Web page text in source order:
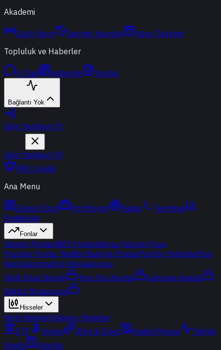
Akademi
Canlı Yayın Geçmiş Yayınlar
Yayın Takvimi
Topluluk ve Haberler
t-Chat Haberler Yazılar
Bağlantı Yok
Giriş YapKayıt Ol
Giriş YapKayıt Ol
PRO Üyelik
Ana Menu
Günün Özeti Portföyüm Radar
Terminal
Endeksler
Fonlar
Yatırım FonlarıBES FonlarıBorsa Yatırım Fonu
Popüler Fonlar YeniBir Bakışta FonlarPortföy ŞirketleriFon
KarşılaştırmaFon Simülasyonu
Akıllı Para Sinyali
Ters Fon Arama
Çakışma Analizi
Sektör Rotasyonu
Hisseler
Yerli HisselerYabancı Hisseler
ETF
Kripto Altın & Döviz Vadeli Piyasa
Teknik
Analiz
Araçlar